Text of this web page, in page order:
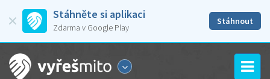
Stáhněte si aplikaci
Zdarma v Google Play
Stáhnout